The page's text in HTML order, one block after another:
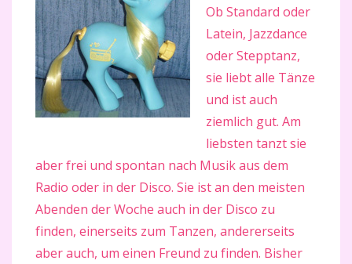
Ob Standard oder
Latein, Jazzdance
oder Stepptanz,
sie liebt alle Tänze
und ist auch
ziemlich gut. Am
liebsten tanzt sie
aber frei und spontan nach Musik aus dem
Radio oder in der Disco. Sie ist an den meisten
Abenden der Woche auch in der Disco zu
finden, einerseits zum Tanzen, andererseits
aber auch, um einen Freund zu finden. Bisher